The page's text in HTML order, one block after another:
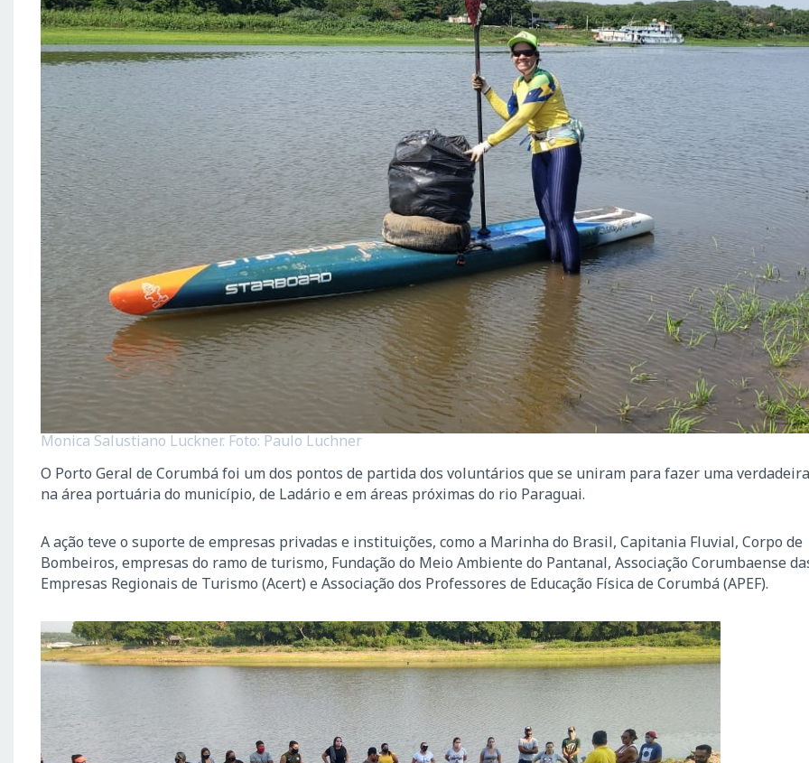
Monica Salustiano Luckner. Foto: Paulo Luchner
O Porto Geral de Corumbá foi um dos pontos de partida dos voluntários que se uniram para fazer uma
na área portuária do município, de Ladário e em áreas próximas do rio Paraguai.
A ação teve o suporte de empresas privadas e instituições, como a Marinha do Brasil, Capitania Fluvial, Corpo de
Bombeiros, empresas do ramo de turismo, Fundação do Meio Ambiente do Pantanal, Associação Corumbaense
Empresas Regionais de Turismo (Acert) e Associação dos Professores de Educação Física de Corumbá (APEF).